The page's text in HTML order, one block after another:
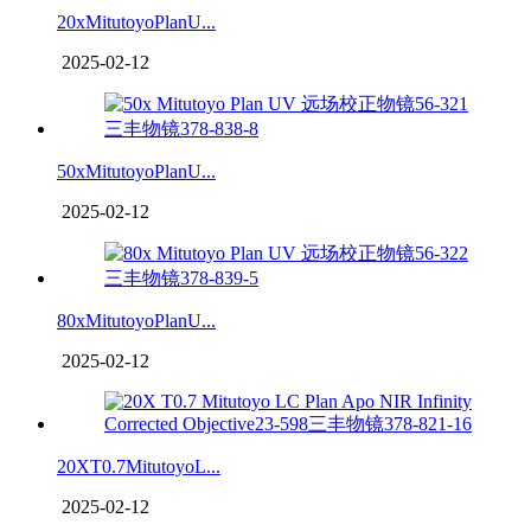
20xMitutoyoPlanU...
2025-02-12
50xMitutoyoPlanU...
2025-02-12
80xMitutoyoPlanU...
2025-02-12
20XT0.7MitutoyoL...
2025-02-12